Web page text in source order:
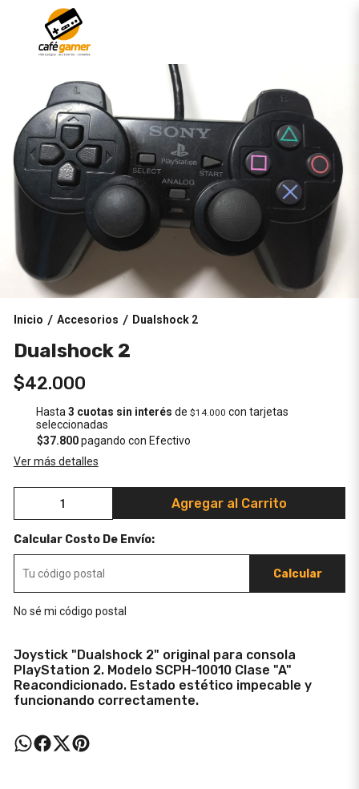
Inicio / Accesorios / Dualshock 2
Dualshock 2
$42.000
Hasta 3 cuotas sin interés de $14.000 con tarjetas
seleccionadas
$37.800pagando con Efectivo
Ver más detalles
Agregar al Carrito
Calcular Costo De Envío:
Calcular
No sé mi código postal
Joystick "Dualshock 2" original para consola
PlayStation 2. Modelo SCPH-10010 Clase "A"
Reacondicionado. Estado estético impecable y
funcionando correctamente.